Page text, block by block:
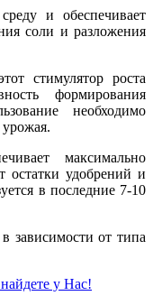
и обеспечивает
соли и разложения
стимулятор роста
формирования
необходимо
максимально
остатки удобрений и
в последние 7-10
зависимости от типа
у Нас!